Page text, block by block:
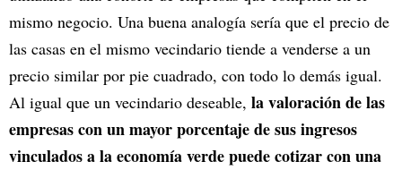
mismo negocio. Una buena analogía sería que el precio de
las casas en el mismo vecindario tiende a venderse a un
precio similar por pie cuadrado, con todo lo demás igual.
Al igual que un vecindario deseable, la valoración de las
empresas con un mayor porcentaje de sus ingresos
vinculados a la economía verde puede cotizar con una